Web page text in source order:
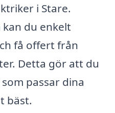
i Stare.
du enkelt
få offert från
Detta gör att du
passar dina
bäst.